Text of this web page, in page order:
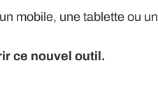
mobile, une tablette ou un
ce nouvel outil.